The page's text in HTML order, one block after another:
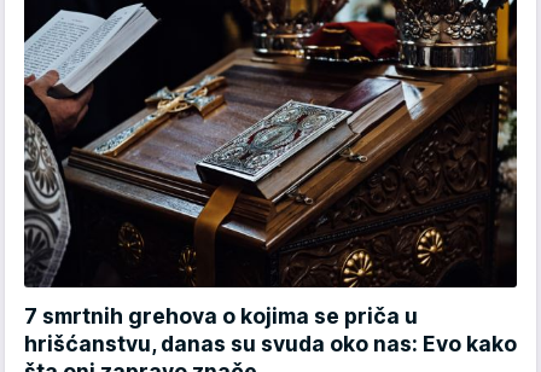
7 smrtnih grehova o kojima se priča u
hrišćanstvu, danas su svuda oko nas: Evo kako